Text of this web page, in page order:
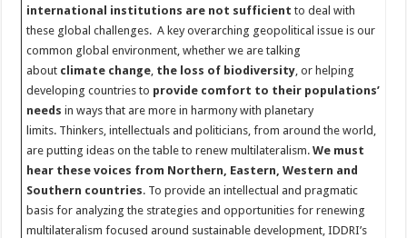
international institutions are not sufficientto deal with
these global challenges. A key overarching geopolitical issue is our
common global environment, whether we are talking
about climate change, the loss of biodiversity, or helping
developing countries to provide comfort to their populations’
needsin ways that are more in harmony with planetary
limits. Thinkers, intellectuals and politicians, from around the world,
are putting ideas on the table to renew multilateralism.We must
hear these voices from Northern, Eastern, Western and
Southern countries. To provide an intellectual and pragmatic
basis for analyzing the strategies and opportunities for renewing
multilateralism focused around sustainable development, IDDRI’s